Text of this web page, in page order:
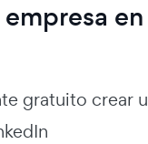
en
gratuito crear